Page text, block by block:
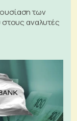
των
αναλυτές